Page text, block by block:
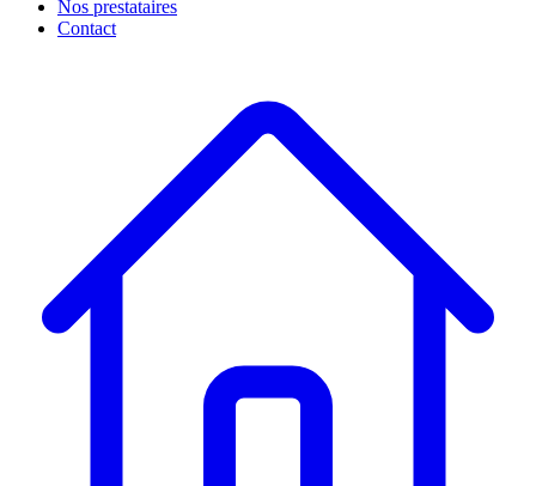
Nos prestataires
Contact